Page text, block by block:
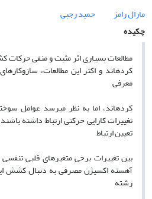
مارال رامز
حمید رجبی
چکیده
مطالعات بسیاری اثر مثبت و منفی حرکات
کردهاند و اکثر این مطالعات،
معرفی
کردهاند، اما به نظر میرسد عوامل
تغییرات کارایی حرکتی ارتباط داشته
تعیین ارتباط
بین تغییرات برخی متغیرهای قلبی
رشته